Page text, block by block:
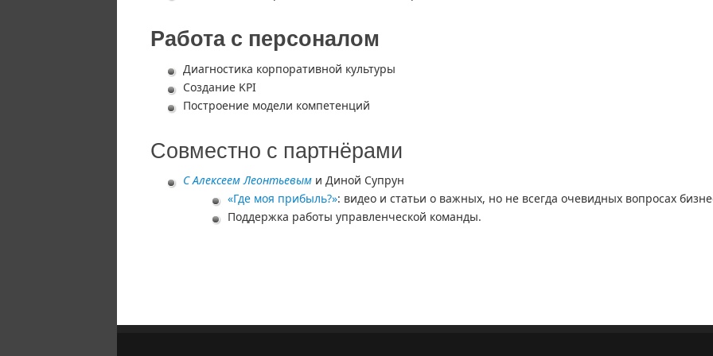
Работа с персоналом
Диагностика корпоративной культуры
Создание KPI
Построение модели компетенций
Совместно с партнёрами
С Алексеем Леонтьевым и Диной Супрун
«Где моя прибыль?»: видео и статьи о важных, но не всегда очевидных вопросах
Поддержка работы управленческой команды.